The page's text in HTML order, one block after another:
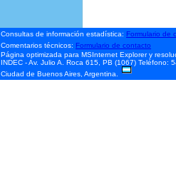
Consultas de información estadística: Formulario de
Comentarios técnicos: Formulario de contacto
Página optimizada para MSInternet Explorer y
INDEC - Av. Julio A. Roca 615, PB (1067) Teléfono:
Ciudad de Buenos Aires, Argentina.